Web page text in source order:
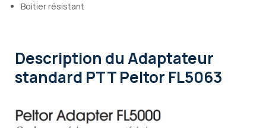
Boitier résistant
Description du Adaptateur
standard PTT Peltor FL5063